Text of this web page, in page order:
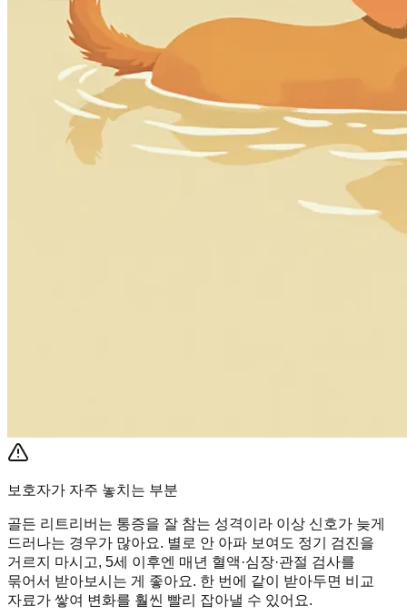
보호자가 자주 놓치는 부분
골든 리트리버는 통증을 잘 참는 성격이라 이상 신호가 늦게
드러나는 경우가 많아요. 별로 안 아파 보여도 정기 검진을
거르지 마시고, 5세 이후엔 매년 혈액·심장·관절 검사를
묶어서 받아보시는 게 좋아요. 한 번에 같이 받아두면 비교
자료가 쌓여 변화를 훨씬 빨리 잡아낼 수 있어요.